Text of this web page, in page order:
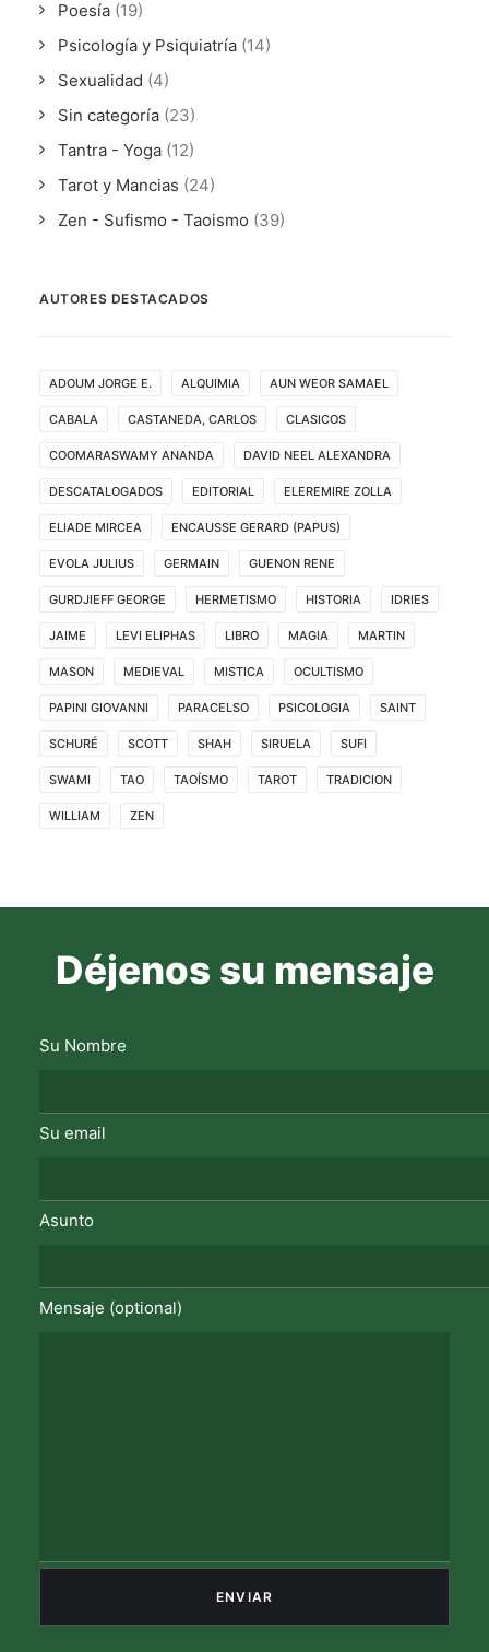
Poesía (19)
Psicología y Psiquiatría (14)
Sexualidad (4)
Sin categoría (23)
Tantra - Yoga (12)
Tarot y Mancias (24)
Zen - Sufismo - Taoismo (39)
AUTORES DESTACADOS
ADOUM JORGE E. ALQUIMIA AUN WEOR SAMAEL
CABALA CASTANEDA, CARLOS CLASICOS
COOMARASWAMY ANANDA DAVID NEEL ALEXANDRA
DESCATALOGADOS EDITORIAL ELEREMIRE ZOLLA
ELIADE MIRCEA ENCAUSSE GERARD (PAPUS)
EVOLA JULIUS GERMAIN GUENON RENE
GURDJIEFF GEORGE HERMETISMO HISTORIA IDRIES
JAIME LEVI ELIPHAS LIBRO MAGIA MARTIN
MASON MEDIEVAL MISTICA OCULTISMO
PAPINI GIOVANNI PARACELSO PSICOLOGIA SAINT
SCHURÉ SCOTT SHAH SIRUELA SUFI
SWAMI TAO TAOÍSMO TAROT TRADICION
WILLIAM ZEN
Déjenos su mensaje
Su Nombre
Su email
Asunto
Mensaje (optional)